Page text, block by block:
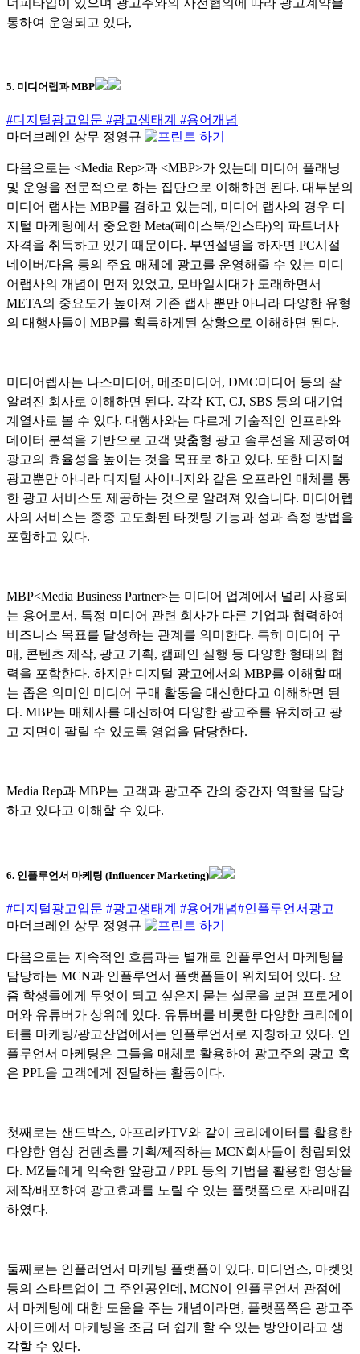
너피타입이 있으며 광고주와의 사전협의에 따라 광고계약을
통하여 운영되고 있다,
5. 미디어랩과 MBP
#디지털광고입문 #광고생태계 #용어개념
마더브레인 상무 정영규
다음으로는 <Media Rep>과 <MBP>가 있는데 미디어 플래닝
및 운영을 전문적으로 하는 집단으로 이해하면 된다. 대부분의
미디어 랩사는 MBP를 겸하고 있는데, 미디어 랩사의 경우 디
지털 마케팅에서 중요한 Meta(페이스북/인스타)의 파트너사
자격을 취득하고 있기 때문이다. 부연설명을 하자면 PC시절
네이버/다음 등의 주요 매체에 광고를 운영해줄 수 있는 미디
어랩사의 개념이 먼저 있었고, 모바일시대가 도래하면서
META의 중요도가 높아져 기존 랩사 뿐만 아니라 다양한 유형
의 대행사들이 MBP를 획득하게된 상황으로 이해하면 된다.
미디어렙사는 나스미디어, 메조미디어, DMC미디어 등의 잘
알려진 회사로 이해하면 된다. 각각 KT, CJ, SBS 등의 대기업
계열사로 볼 수 있다. 대행사와는 다르게 기술적인 인프라와
데이터 분석을 기반으로 고객 맞춤형 광고 솔루션을 제공하여
광고의 효율성을 높이는 것을 목표로 하고 있다. 또한 디지털
광고뿐만 아니라 디지털 사이니지와 같은 오프라인 매체를 통
한 광고 서비스도 제공하는 것으로 알려져 있습니다. 미디어렙
사의 서비스는 종종 고도화된 타겟팅 기능과 성과 측정 방법을
포함하고 있다.
MBP<Media Business Partner>는 미디어 업계에서 널리 사용되
는 용어로서, 특정 미디어 관련 회사가 다른 기업과 협력하여
비즈니스 목표를 달성하는 관계를 의미한다. 특히 미디어 구
매, 콘텐츠 제작, 광고 기획, 캠페인 실행 등 다양한 형태의 협
력을 포함한다. 하지만 디지털 광고에서의 MBP를 이해할 때
는 좁은 의미인 미디어 구매 활동을 대신한다고 이해하면 된
다. MBP는 매체사를 대신하여 다양한 광고주를 유치하고 광
고 지면이 팔릴 수 있도록 영업을 담당한다.
Media Rep과 MBP는 고객과 광고주 간의 중간자 역할을 담당
하고 있다고 이해할 수 있다.
6. 인플루언서 마케팅 (Influencer Marketing)
#디지털광고입문 #광고생태계 #용어개념#인플루언서광고
마더브레인 상무 정영규
다음으로는 지속적인 흐름과는 별개로 인플루언서 마케팅을
담당하는 MCN과 인플루언서 플랫폼들이 위치되어 있다. 요
즘 학생들에게 무엇이 되고 싶은지 묻는 설문을 보면 프로게이
머와 유튜버가 상위에 있다. 유튜버를 비롯한 다양한 크리에이
터를 마케팅/광고산업에서는 인플루언서로 지칭하고 있다. 인
플루언서 마케팅은 그들을 매체로 활용하여 광고주의 광고 혹
은 PPL을 고객에게 전달하는 활동이다.
첫째로는 샌드박스, 아프리카TV와 같이 크리에이터를 활용한
다양한 영상 컨텐츠를 기획/제작하는 MCN회사들이 창립되었
다. MZ들에게 익숙한 앞광고 / PPL 등의 기법을 활용한 영상을
제작/배포하여 광고효과를 노릴 수 있는 플랫폼으로 자리매김
하였다.
둘째로는 인플러언서 마케팅 플랫폼이 있다. 미디언스, 마켓잇
등의 스타트업이 그 주인공인데, MCN이 인플루언서 관점에
서 마케팅에 대한 도움을 주는 개념이라면, 플랫폼쪽은 광고주
사이드에서 마케팅을 조금 더 쉽게 할 수 있는 방안이라고 생
각할 수 있다.